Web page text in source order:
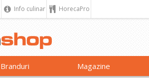
Info culinar HorecaPro
Branduri Magazine